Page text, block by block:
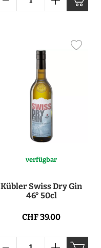
verfügbar
Kübler Swiss Dry Gin
46° 50cl
CHF 39.00